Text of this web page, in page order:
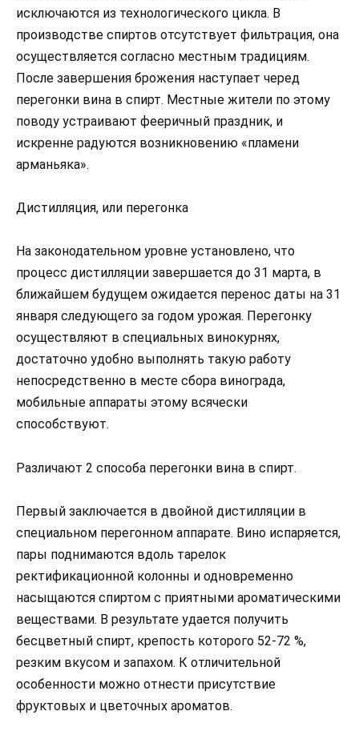
исключаются из технологического цикла. В
производстве спиртов отсутствует фильтрация, она
осуществляется согласно местным традициям.
После завершения брожения наступает черед
перегонки вина в спирт. Местные жители по этому
поводу устраивают фееричный праздник, и
искренне радуются возникновению «пламени
арманьяка».
Дистилляция, или перегонка
На законодательном уровне установлено, что
процесс дистилляции завершается до 31 марта, в
ближайшем будущем ожидается перенос даты на 31
января следующего за годом урожая. Перегонку
осуществляют в специальных винокурнях,
достаточно удобно выполнять такую работу
непосредственно в месте сбора винограда,
мобильные аппараты этому всячески
способствуют.
Различают 2 способа перегонки вина в спирт.
Первый заключается в двойной дистилляции в
специальном перегонном аппарате. Вино испаряется,
пары поднимаются вдоль тарелок
ректификационной колонны и одновременно
насыщаются спиртом с приятными ароматическими
веществами. В результате удается получить
бесцветный спирт, крепость которого 52-72 %,
резким вкусом и запахом. К отличительной
особенности можно отнести присутствие
фруктовых и цветочных ароматов.